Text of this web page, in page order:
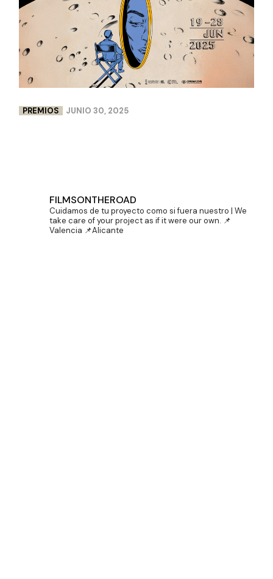
PREMIOS JUNIO 30, 2025
FILMSONTHEROAD
Cuidamos de tu proyecto como si fuera nuestro | We
take care of your project as if it were our own. 📌
Valencia 📌Alicante